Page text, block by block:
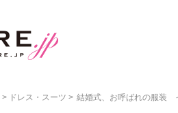
> ドレス・スーツ > 結婚式、お呼ばれの服装